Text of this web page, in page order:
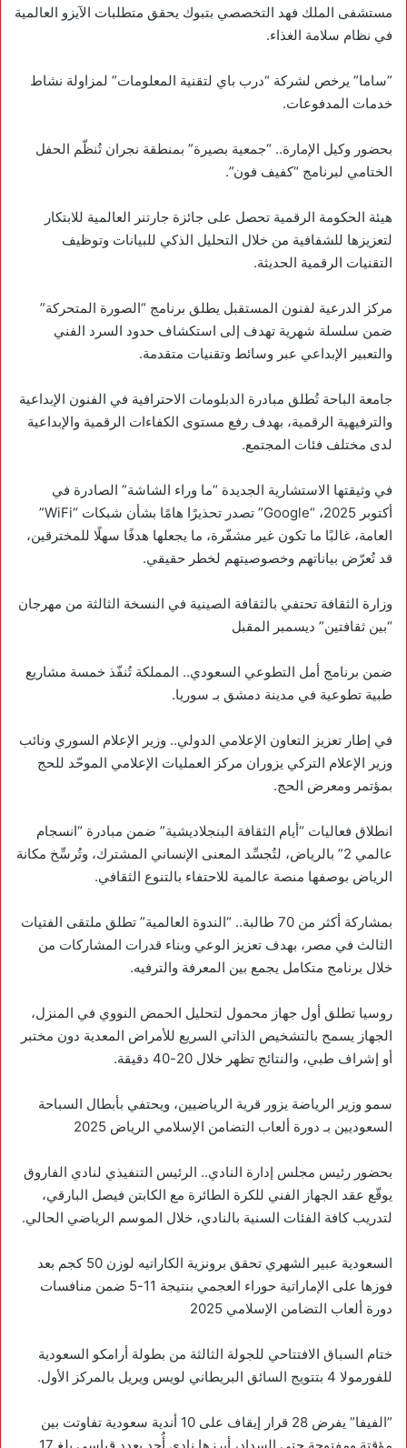
‏مستشفى الملك فهد التخصصي بتبوك يحقق متطلبات الآيزو العالمية
في نظام سلامة الغذاء.
‏”‎ساما” يرخص لشركة “درب باي لتقنية المعلومات” لمزاولة نشاط
خدمات المدفوعات.
بحضور وكيل الإمارة.. “جمعية بصيرة” بمنطقة نجران تُنظّم الحفل
الختامي لبرنامج “كفيف فون”.
‏هيئة الحكومة الرقمية تحصل على جائزة جارتنر العالمية للابتكار
لتعزيزها للشفافية من خلال التحليل الذكي للبيانات وتوظيف
التقنيات الرقمية الحديثة.
مركز الدرعية لفنون المستقبل يطلق برنامج “الصورة المتحركة”
ضمن سلسلة شهرية تهدف إلى استكشاف حدود السرد الفني
والتعبير الإبداعي عبر وسائط وتقنيات متقدمة.
جامعة الباحة تُطلق مبادرة الدبلومات الاحترافية في الفنون الإبداعية
والترفيهية الرقمية، بهدف رفع مستوى الكفاءات الرقمية والإبداعية
لدى مختلف فئات المجتمع.
في وثيقتها الاستشارية الجديدة “ما وراء الشاشة” الصادرة في
أكتوبر 2025، “‏Google” تصدر تحذيرًا هامًا بشأن شبكات “WiFi”
العامة، غالبًا ما تكون غير مشفّرة، ما يجعلها هدفًا سهلًا للمخترقين،
قد تُعرّض بياناتهم وخصوصيتهم لخطر حقيقي.
‏وزارة الثقافة تحتفي بالثقافة الصينية في النسخة الثالثة من مهرجان
“بين ثقافتين” ديسمبر المقبل
ضمن برنامج أمل التطوعي السعودي.. المملكة تُنفّذ خمسة مشاريع
طبية تطوعية في مدينة ‎دمشق بـ ‎سوريا.
‏في إطار تعزيز التعاون الإعلامي الدولي.. وزير الإعلام السوري ونائب
وزير الإعلام التركي يزوران مركز العمليات الإعلامي الموحّد للحج
بمؤتمر ومعرض الحج.
‏انطلاق فعاليات “أيام الثقافة البنجلاديشية” ضمن مبادرة “‎انسجام
عالمي 2” بالرياض، لتُجسِّد المعنى الإنساني المشترك، وتُرسِّخ مكانة
الرياض بوصفها منصة عالمية للاحتفاء بالتنوع الثقافي.
بمشاركة أكثر من 70 طالبة.. “الندوة العالمية” تطلق ملتقى الفتيات
الثالث في مصر، بهدف تعزيز الوعي وبناء قدرات المشاركات من
خلال برنامج متكامل يجمع بين المعرفة والترفيه.
روسيا تطلق أول جهاز محمول لتحليل الحمض النووي في المنزل،
الجهاز يسمح بالتشخيص الذاتي السريع للأمراض المعدية دون مختبر
أو إشراف طبي، والنتائج تظهر خلال 20-40 دقيقة.
‏سمو وزير الرياضة يزور قرية الرياضيين، ويحتفي بأبطال السباحة
السعوديين بـ دورة ألعاب التضامن الإسلامي الرياض 2025
بحضور رئيس مجلس إدارة النادي.. الرئيس التنفيذي لنادي الفاروق
يوقّع عقد الجهاز الفني للكرة الطائرة مع الكابتن فيصل البارقي،
لتدريب كافة الفئات السنية بالنادي، خلال الموسم الرياضي الحالي.
‏السعودية عبير الشهري تحقق برونزية الكاراتيه لوزن 50 كجم بعد
فوزها على الإماراتية حوراء العجمي بنتيجة 11-5 ضمن منافسات
‏ختام السباق الافتتاحي للجولة الثالثة من بطولة أرامكو السعودية
للفورمولا 4 بتتويج السائق البريطاني لويس ويريل بالمركز الأول.
‏”الفيفا” يفرض 28 قرار إيقاف على 10 أندية سعودية تفاوتت بين